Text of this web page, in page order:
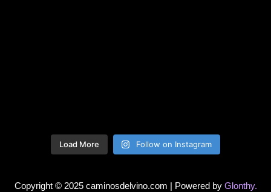
Load More Follow on Instagram
Copyright © 2025 caminosdelvino.com | Powered by Glonthy.